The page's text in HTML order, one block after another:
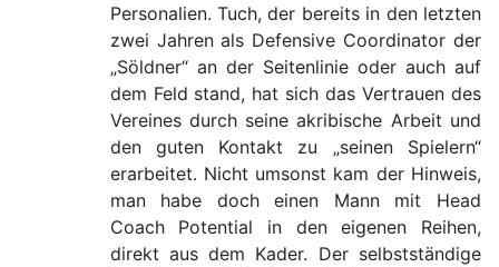
Personalien. Tuch, der bereits in den letzten
zwei Jahren als Defensive Coordinator der
„Söldner“ an der Seitenlinie oder auch auf
dem Feld stand, hat sich das Vertrauen des
Vereines durch seine akribische Arbeit und
den guten Kontakt zu „seinen Spielern“
erarbeitet. Nicht umsonst kam der Hinweis,
man habe doch einen Mann mit Head
Coach Potential in den eigenen Reihen,
direkt aus dem Kader. Der selbstständige